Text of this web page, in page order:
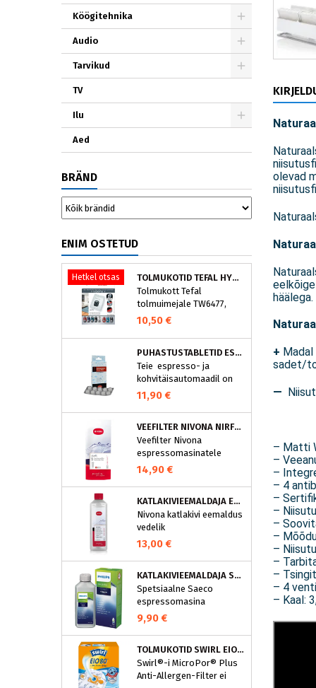
Köögitehnika
Audio
Tarvikud
TV
Ilu
Aed
BRÄND
ENIM OSTETUD
Hetkel otsas
TOLMUKOTID TEFAL HYGIENE+ ZR200540 (4 TK)
Tolmukott Tefal
tolmuimejale TW6477,
TW6886..
10,50 €
PUHASTUSTABLETID ESPRESSOMASINALE, NIVONA 390701200
Teie espresso- ja
kohvitäisautomaadil on
integreeritud
puhastusprogramm.
NIVONA puhastustabletid
on loodud spetsiaalselt
selle programmi jaoks ja
eraldavad mustuse nagu
nt kohvirasva
aparaati ja tagab täiusliku
aroomi.
11,90 €
VEEFILTER NIVONA NIRF701
Veefilter Nivona
espressomasinatele
14,90 €
KATLAKIVIEEMALDAJA ESPRESSOMASINATELE, NIVONA (500 ML)
Nivona katlakivi eemaldus
vedelik
espressomasinatele
13,00 €
KATLAKIVIEEMALDAJA SAECO ESPRESSOMASINATELE, PHILIPS CA6700/10
Spetsiaalne Saeco
espressomasina
katlakivieemaldi
Espressomasinast
eemaldamine on vajalik
selleks, et hoida masin
parimas korras. See
9,90 €
TOLMUKOTID SWIRL EIO80MNEW
Swirl®-i MicroPor® Plus
Anti-Allergen-Filter ei
olevad
häälega.
+
sadet/
—
– Matti
–
–
– 4
–
–
–
–
–
–
–
– 4
– Kaal: